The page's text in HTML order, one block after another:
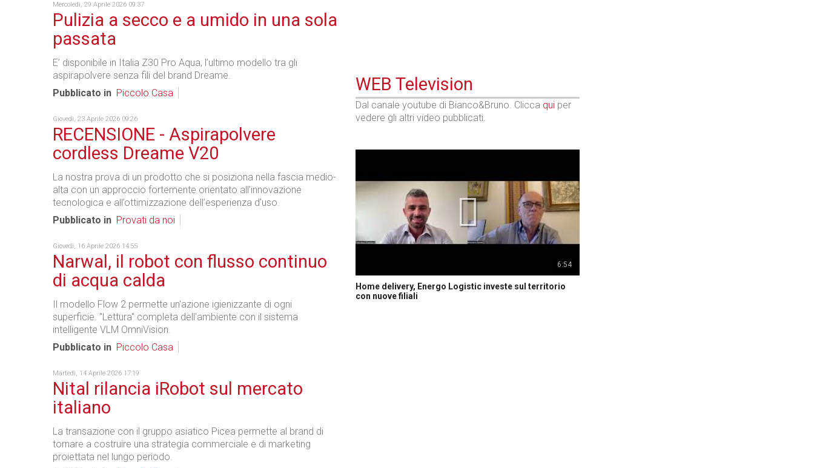
Mercoledì, 29 Aprile 2026 09:37
Pulizia a secco e a umido in una sola
passata
E’ disponibile in Italia Z30 Pro Aqua, l’ultimo modello tra gli
aspirapolvere senza fili del brand Dreame.
Pubblicato in Piccolo Casa
Giovedì, 23 Aprile 2026 09:26
RECENSIONE - Aspirapolvere
cordless Dreame V20
La nostra prova di un prodotto che si posiziona nella fascia medio-
alta con un approccio fortemente orientato all’innovazione
tecnologica e all’ottimizzazione dell’esperienza d’uso.
Pubblicato in Provati da noi
Giovedì, 16 Aprile 2026 14:55
Narwal, il robot con flusso continuo
di acqua calda
Il modello Flow 2 permette un'azione igienizzante di ogni
superficie. "Lettura" completa dell'ambiente con il sistema
intelligente VLM OmniVision.
Pubblicato in Piccolo Casa
Martedì, 14 Aprile 2026 17:19
Nital rilancia iRobot sul mercato
italiano
La transazione con il gruppo asiatico Picea permette al brand di
tornare a costruire una strategia commerciale e di marketing
proiettata nel lungo periodo.
WEB Television
Dal canale youtube di Bianco&Bruno. Clicca qui per
vedere gli altri video pubblicati.
6:54
Home delivery, Energo Logistic investe sul territorio
con nuove filiali